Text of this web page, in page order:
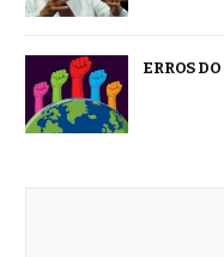
ERROS